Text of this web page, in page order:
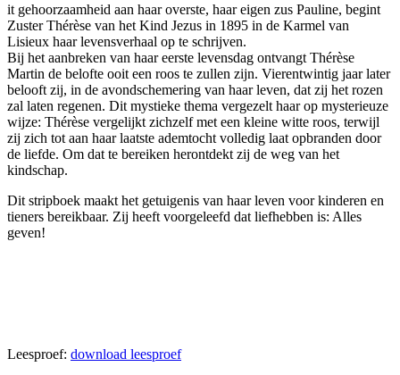
it gehoorzaamheid aan haar overste, haar eigen zus Pauline, begint
Zuster Thérèse van het Kind Jezus in 1895 in de Karmel van
Lisieux haar levensverhaal op te schrijven.
Bij het aanbreken van haar eerste levensdag ontvangt Thérèse
Martin de belofte ooit een roos te zullen zijn. Vierentwintig jaar later
belooft zij, in de avondschemering van haar leven, dat zij het rozen
zal laten regenen. Dit mystieke thema vergezelt haar op mysterieuze
wijze: Thérèse vergelijkt zichzelf met een kleine witte roos, terwijl
zij zich tot aan haar laatste ademtocht volledig laat opbranden door
de liefde. Om dat te bereiken herontdekt zij de weg van het
kindschap.
Dit stripboek maakt het getuigenis van haar leven voor kinderen en
tieners bereikbaar. Zij heeft voorgeleefd dat liefhebben is: Alles
geven!
Leesproef: download leesproef